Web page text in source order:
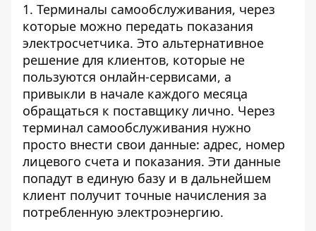
1. Терминалы самообслуживания, через
которые можно передать показания
электросчетчика. Это альтернативное
решение для клиентов, которые не
пользуются онлайн-сервисами, а
привыкли в начале каждого месяца
обращаться к поставщику лично. Через
терминал самообслуживания нужно
просто внести свои данные: адрес, номер
лицевого счета и показания. Эти данные
попадут в единую базу и в дальнейшем
клиент получит точные начисления за
потребленную электроэнергию.